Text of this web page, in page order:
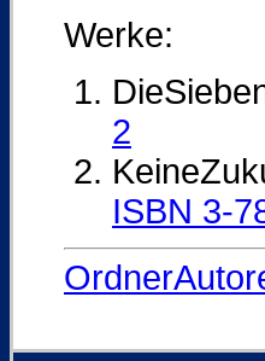
Werke:
2
ISBN 3-